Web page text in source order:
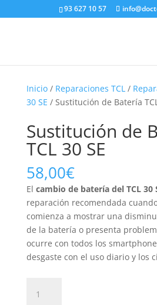
93 627 10 57
Inicio/ Reparaciones TCL/
30 SE / Sustitución de Batería
Sustitución de
TCL 30 SE
58,00€
El cambio de batería del TCL 30
reparación recomendada
comienza a mostrar una
de la batería o presenta
ocurre con todos los
desgaste con el uso diario y los